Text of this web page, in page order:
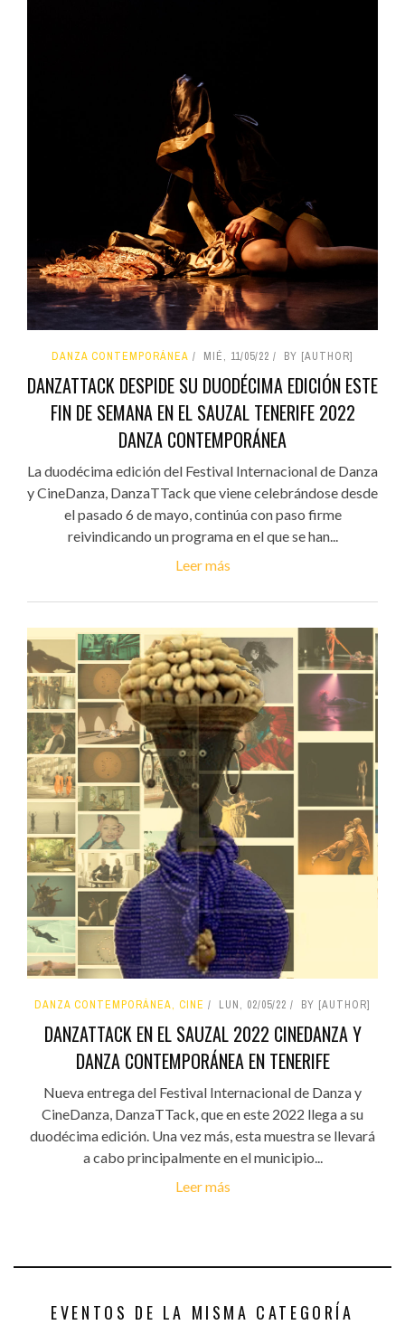
DANZA CONTEMPORÁNEA MIÉ, 11/05/22 BY [AUTHOR]
DANZATTACK DESPIDE SU DUODÉCIMA EDICIÓN ESTE
FIN DE SEMANA EN EL SAUZAL TENERIFE 2022
DANZA CONTEMPORÁNEA
La duodécima edición del Festival Internacional de Danza
y CineDanza, DanzaTTack que viene celebrándose desde
el pasado 6 de mayo, continúa con paso firme
reivindicando un programa en el que se han...
Leer más
DANZA CONTEMPORÁNEA, CINE LUN, 02/05/22 BY [AUTHOR]
DANZATTACK EN EL SAUZAL 2022 CINEDANZA Y
DANZA CONTEMPORÁNEA EN TENERIFE
Nueva entrega del Festival Internacional de Danza y
CineDanza, DanzaTTack, que en este 2022 llega a su
duodécima edición. Una vez más, esta muestra se llevará
a cabo principalmente en el municipio...
Leer más
EVENTOS DE LA MISMA CATEGORÍA